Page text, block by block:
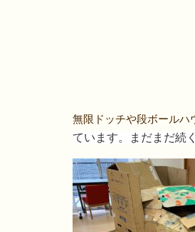
無限ドッチや段ボールハ
ています。まだまだ続